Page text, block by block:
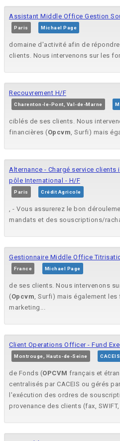
Assistant Middle Office Gestion
Paris Michael Page
domaine d'activité afin de
clients. Nous intervenons sur les
Recouvrement H/F
Charenton-le-Pont, Val-de-Marne
ciblés de ses clients. Nous
financières (Opcvm, Surfi) mais
Alternance - Chargé service
pôle International - H/F
Paris Crédit Agricole
, - Vous assurerez le bon
mandats et des souscriptions/
Gestionnaire Middle Office
France Michael Page
de ses clients. Nous intervenons
(Opcvm, Surfi) mais également
marketing...
Client Operations Officer - Fund
Montrouge, Hauts-de-Seine CACEIS
de Fonds (OPCVM français et
centralisés par CACEIS ou gérés
l'exécution des ordres de
provenance des clients (fax,